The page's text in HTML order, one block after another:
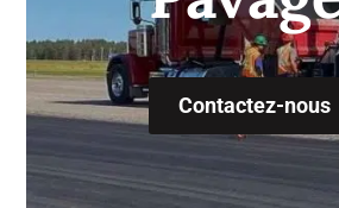
Contactez-nous